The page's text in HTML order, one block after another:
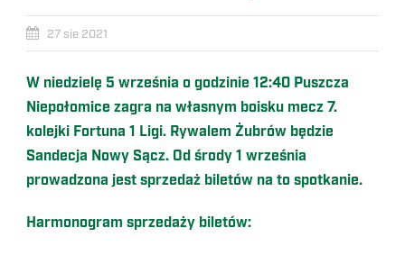
27 sie 2021
W niedzielę 5 września o godzinie 12:40 Puszcza
Niepołomice zagra na własnym boisku mecz 7.
kolejki Fortuna 1 Ligi. Rywalem Żubrów będzie
Sandecja Nowy Sącz. Od środy 1 września
prowadzona jest sprzedaż biletów na to spotkanie.
Harmonogram sprzedaży biletów: